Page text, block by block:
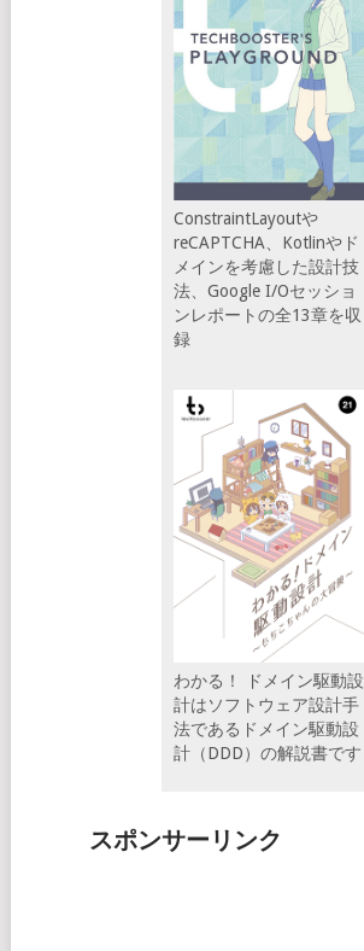
ConstraintLayoutや
reCAPTCHA、Kotlinやド
メインを考慮した設計技
法、Google I/Oセッショ
ンレポートの全13章を収
録
わかる！ ドメイン駆動設
計はソフトウェア設計手
法であるドメイン駆動設
計（DDD）の解説書です
スポンサーリンク